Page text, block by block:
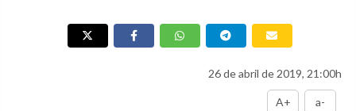
26 de abril de 2019, 21:00h
A+ a-